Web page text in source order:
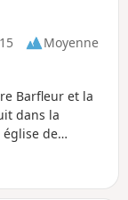
Moyenne
Barfleur et la
dans la
de